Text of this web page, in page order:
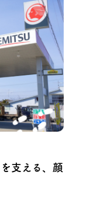
支える、顔